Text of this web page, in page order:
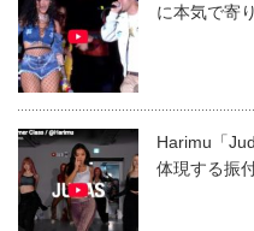
に本気で寄
Harimu「
体現する振